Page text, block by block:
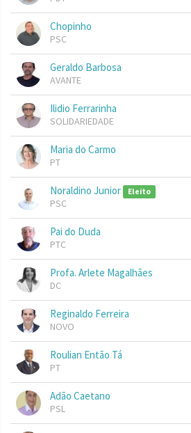
Chopinho
PSC
Geraldo Barbosa
AVANTE
Ilidio Ferrarinha
SOLIDARIEDADE
Maria do Carmo
PT
Noraldino Junior Eleito
PSC
Pai do Duda
PTC
Profa. Arlete Magalhães
DC
Reginaldo Ferreira
NOVO
Roulian Então Tá
PT
Adão Caetano
PSL